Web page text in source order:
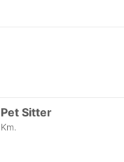
Pet Sitter
Km.